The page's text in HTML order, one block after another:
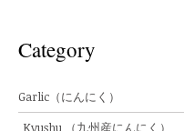
Category
Garlic（にんにく）
Kyushu （九州産にんにく）